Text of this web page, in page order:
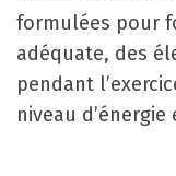
formulées pour
adéquate, des
pendant
niveau